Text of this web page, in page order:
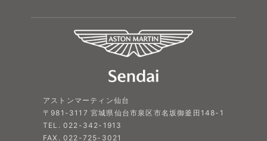
アストンマーティン仙台
〒981-3117 宮城県仙台市泉区市名坂御釜田148-1
TEL. 022-342-1913
FAX. 022-725-3021